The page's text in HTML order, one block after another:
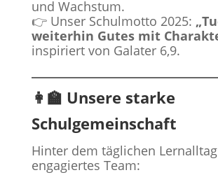
und Wachstum.
👉 Unser Schulmotto 2025:
weiterhin Gutes mit
inspiriert von Galater 6,9.
👩‍🏫 Unsere starke
Schulgemeinschaft
Hinter dem täglichen
engagiertes Team: